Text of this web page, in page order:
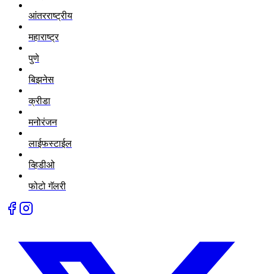
आंतरराष्ट्रीय
महाराष्ट्र
पुणे
बिझनेस
क्रीडा
मनोरंजन
लाईफस्टाईल
व्हिडीओ
फोटो गॅलरी